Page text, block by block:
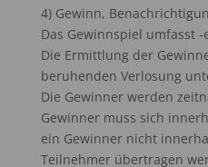
4) Gewinn,
Das Gewinnspiel umfasst
Die Ermittlung der
beruhenden Verlosung
Die Gewinner werden
Gewinner muss sich
ein Gewinner nicht
Teilnehmer übertragen